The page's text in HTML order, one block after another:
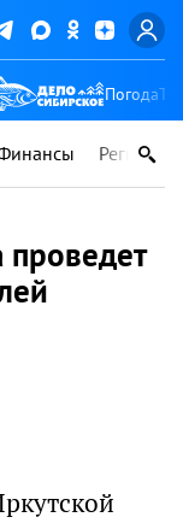
Погода
Регионы
проведет